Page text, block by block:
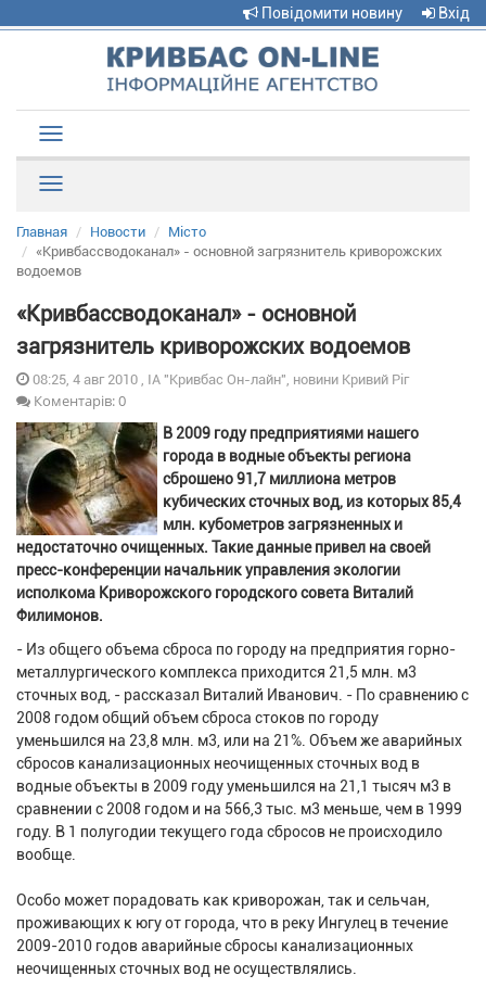
Повідомити новину Вхід
navigation
Главная Новости
Місто
«Кривбассводоканал» - основной загрязнитель криворожских
водоемов
«Кривбассводоканал» - основной
загрязнитель криворожских водоемов
08:25, 4 авг 2010 , ІА "Кривбас Он-лайн", новини Кривий Ріг
Коментарів: 0
В 2009 году предприятиями нашего
города в водные объекты региона
сброшено 91,7 миллиона метров
кубических сточных вод, из которых 85,4
млн. кубометров загрязненных и
недостаточно очищенных. Такие данные привел на своей
пресс-конференции начальник управления экологии
исполкома Криворожского городского совета Виталий
Филимонов.
- Из общего объема сброса по городу на предприятия горно-
металлургического комплекса приходится 21,5 млн. м3
сточных вод, - рассказал Виталий Иванович. - По сравнению с
2008 годом общий объем сброса стоков по городу
уменьшился на 23,8 млн. м3, или на 21%. Объем же аварийных
сбросов канализационных неочищенных сточных вод в
водные объекты в 2009 году уменьшился на 21,1 тысяч м3 в
сравнении с 2008 годом и на 566,3 тыс. м3 меньше, чем в 1999
году. В 1 полугодии текущего года сбросов не происходило
вообще.
Особо может порадовать как криворожан, так и сельчан,
проживающих к югу от города, что в реку Ингулец в течение
2009-2010 годов аварийные сбросы канализационных
неочищенных сточных вод не осуществлялись.